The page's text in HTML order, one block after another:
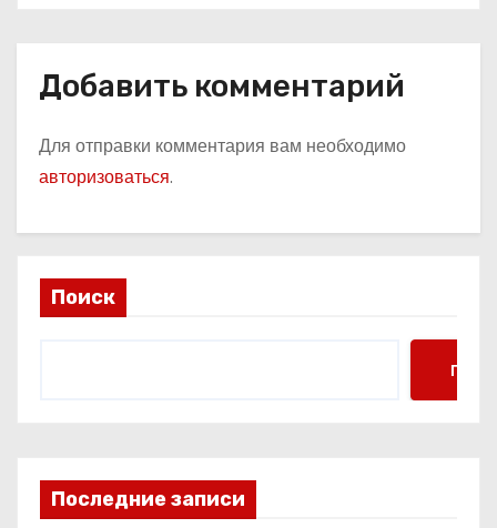
Добавить комментарий
Для отправки комментария вам необходимо
авторизоваться.
Поиск
Поиск
Последние записи